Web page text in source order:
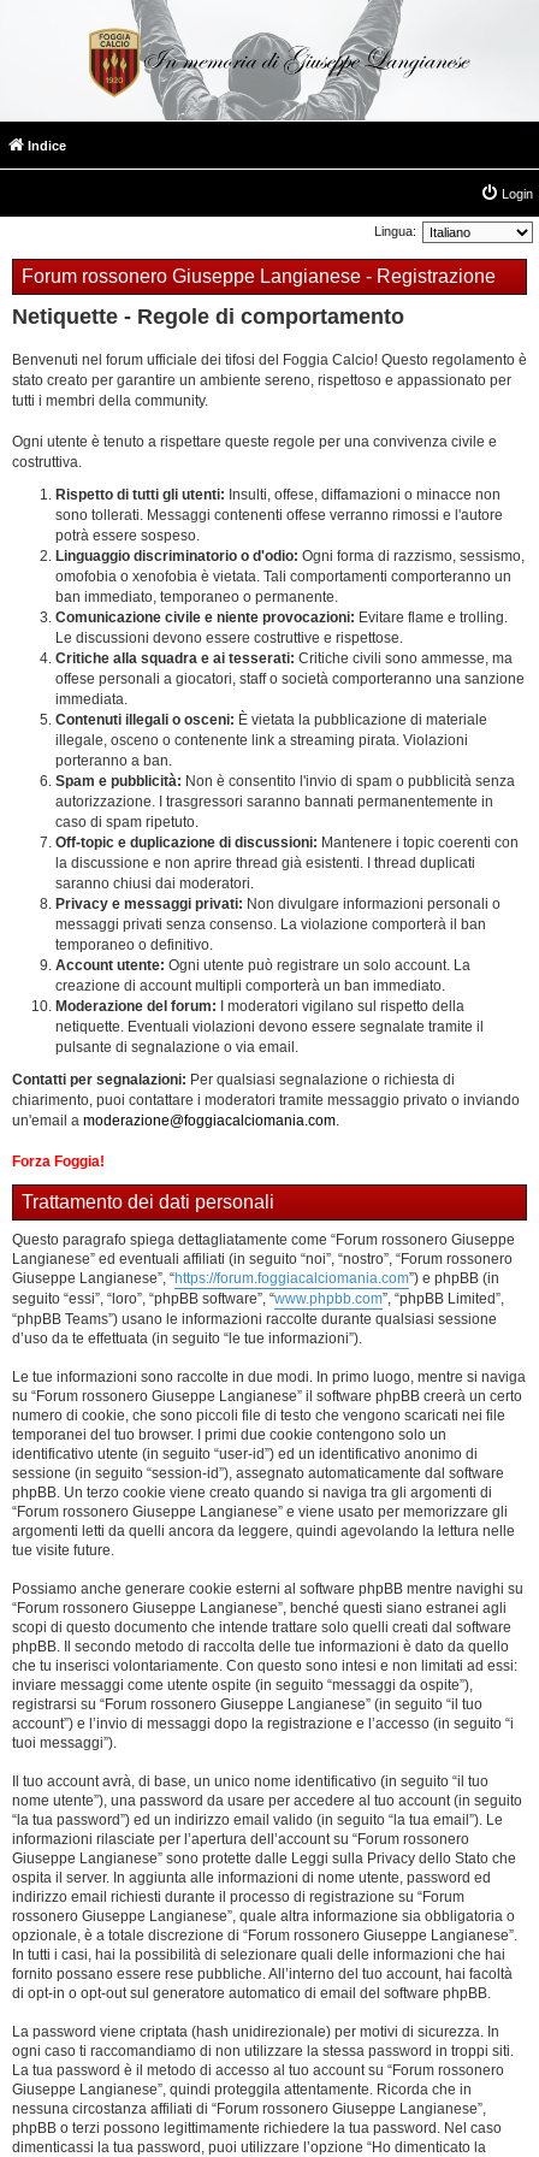
Indice
Login
Lingua:
Forum rossonero Giuseppe Langianese - Registrazione
Netiquette - Regole di comportamento
Benvenuti nel forum ufficiale dei tifosi del Foggia Calcio! Questo regolamento è
stato creato per garantire un ambiente sereno, rispettoso e appassionato per
tutti i membri della community.
Ogni utente è tenuto a rispettare queste regole per una convivenza civile e
costruttiva.
Rispetto di tutti gli utenti: Insulti, offese, diffamazioni o minacce non
sono tollerati. Messaggi contenenti offese verranno rimossi e l'autore
potrà essere sospeso.
Linguaggio discriminatorio o d'odio: Ogni forma di razzismo, sessismo,
omofobia o xenofobia è vietata. Tali comportamenti comporteranno un
ban immediato, temporaneo o permanente.
Comunicazione civile e niente provocazioni: Evitare flame e trolling.
Le discussioni devono essere costruttive e rispettose.
Critiche alla squadra e ai tesserati: Critiche civili sono ammesse, ma
offese personali a giocatori, staff o società comporteranno una sanzione
immediata.
Contenuti illegali o osceni: È vietata la pubblicazione di materiale
illegale, osceno o contenente link a streaming pirata. Violazioni
porteranno a ban.
Spam e pubblicità: Non è consentito l'invio di spam o pubblicità senza
autorizzazione. I trasgressori saranno bannati permanentemente in
caso di spam ripetuto.
Off-topic e duplicazione di discussioni: Mantenere i topic coerenti con
la discussione e non aprire thread già esistenti. I thread duplicati
saranno chiusi dai moderatori.
Privacy e messaggi privati: Non divulgare informazioni personali o
messaggi privati senza consenso. La violazione comporterà il ban
temporaneo o definitivo.
Account utente: Ogni utente può registrare un solo account. La
creazione di account multipli comporterà un ban immediato.
Moderazione del forum: I moderatori vigilano sul rispetto della
netiquette. Eventuali violazioni devono essere segnalate tramite il
pulsante di segnalazione o via email.
Contatti per segnalazioni: Per qualsiasi segnalazione o richiesta di
chiarimento, puoi contattare i moderatori tramite messaggio privato o inviando
un'email a moderazione@foggiacalciomania.com.
Forza Foggia!
Trattamento dei dati personali
Questo paragrafo spiega dettagliatamente come “Forum rossonero Giuseppe
Langianese” ed eventuali affiliati (in seguito “noi”, “nostro”, “Forum rossonero
Giuseppe Langianese”, “https://forum.foggiacalciomania.com”) e phpBB (in
seguito “essi”, “loro”, “phpBB software”, “www.phpbb.com”, “phpBB Limited”,
“phpBB Teams”) usano le informazioni raccolte durante qualsiasi sessione
d’uso da te effettuata (in seguito “le tue informazioni”).
Le tue informazioni sono raccolte in due modi. In primo luogo, mentre si naviga
su “Forum rossonero Giuseppe Langianese” il software phpBB creerà un certo
numero di cookie, che sono piccoli file di testo che vengono scaricati nei file
temporanei del tuo browser. I primi due cookie contengono solo un
identificativo utente (in seguito “user-id”) ed un identificativo anonimo di
sessione (in seguito “session-id”), assegnato automaticamente dal software
phpBB. Un terzo cookie viene creato quando si naviga tra gli argomenti di
“Forum rossonero Giuseppe Langianese” e viene usato per memorizzare gli
argomenti letti da quelli ancora da leggere, quindi agevolando la lettura nelle
tue visite future.
Possiamo anche generare cookie esterni al software phpBB mentre navighi su
“Forum rossonero Giuseppe Langianese”, benché questi siano estranei agli
scopi di questo documento che intende trattare solo quelli creati dal software
phpBB. Il secondo metodo di raccolta delle tue informazioni è dato da quello
che tu inserisci volontariamente. Con questo sono intesi e non limitati ad essi:
inviare messaggi come utente ospite (in seguito “messaggi da ospite”),
registrarsi su “Forum rossonero Giuseppe Langianese” (in seguito “il tuo
account”) e l’invio di messaggi dopo la registrazione e l’accesso (in seguito “i
tuoi messaggi”).
Il tuo account avrà, di base, un unico nome identificativo (in seguito “il tuo
nome utente”), una password da usare per accedere al tuo account (in seguito
“la tua password”) ed un indirizzo email valido (in seguito “la tua email”). Le
informazioni rilasciate per l’apertura dell’account su “Forum rossonero
Giuseppe Langianese” sono protette dalle Leggi sulla Privacy dello Stato che
ospita il server. In aggiunta alle informazioni di nome utente, password ed
indirizzo email richiesti durante il processo di registrazione su “Forum
rossonero Giuseppe Langianese”, quale altra informazione sia obbligatoria o
opzionale, è a totale discrezione di “Forum rossonero Giuseppe Langianese”.
In tutti i casi, hai la possibilità di selezionare quali delle informazioni che hai
fornito possano essere rese pubbliche. All’interno del tuo account, hai facoltà
di opt-in o opt-out sul generatore automatico di email del software phpBB.
La password viene criptata (hash unidirezionale) per motivi di sicurezza. In
ogni caso ti raccomandiamo di non utilizzare la stessa password in troppi siti.
La tua password è il metodo di accesso al tuo account su “Forum rossonero
Giuseppe Langianese”, quindi proteggila attentamente. Ricorda che in
nessuna circostanza affiliati di “Forum rossonero Giuseppe Langianese”,
phpBB o terzi possono legittimamente richiedere la tua password. Nel caso
dimenticassi la tua password, puoi utilizzare l’opzione “Ho dimenticato la